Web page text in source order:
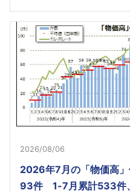
2026/08/06
2026年7月の「物価高
93件 1-7月累計533件